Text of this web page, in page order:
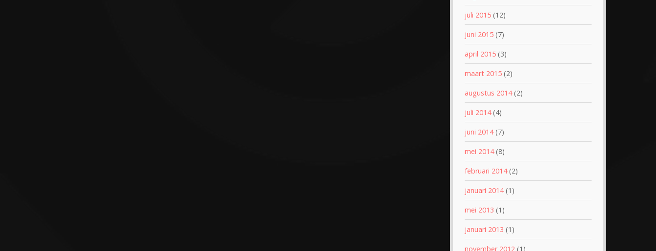
juli 2015(12)
juni 2015(7)
april 2015(3)
maart 2015(2)
augustus 2014(2)
juli 2014(4)
juni 2014(7)
mei 2014(8)
februari 2014(2)
januari 2014(1)
mei 2013 (1)
januari 2013 (1)
november 2012 (1)